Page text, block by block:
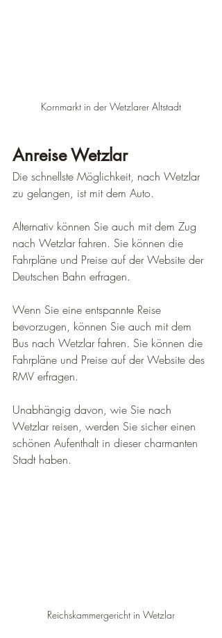
Kornmarkt in der Wetzlarer Altstadt
Anreise Wetzlar
Die schnellste Möglichkeit, nach Wetzlar
zu gelangen, ist mit dem Auto.
Alternativ können Sie auch mit dem Zug
nach Wetzlar fahren. Sie können die
Fahrpläne und Preise auf der Website der
Deutschen Bahn erfragen.
Wenn Sie eine entspannte Reise
bevorzugen, können Sie auch mit dem
Bus nach Wetzlar fahren. Sie können die
Fahrpläne und Preise auf der Website des
RMV erfragen.
Unabhängig davon, wie Sie nach
Wetzlar reisen, werden Sie sicher einen
schönen Aufenthalt in dieser charmanten
Stadt haben.
Reichskammergericht in Wetzlar